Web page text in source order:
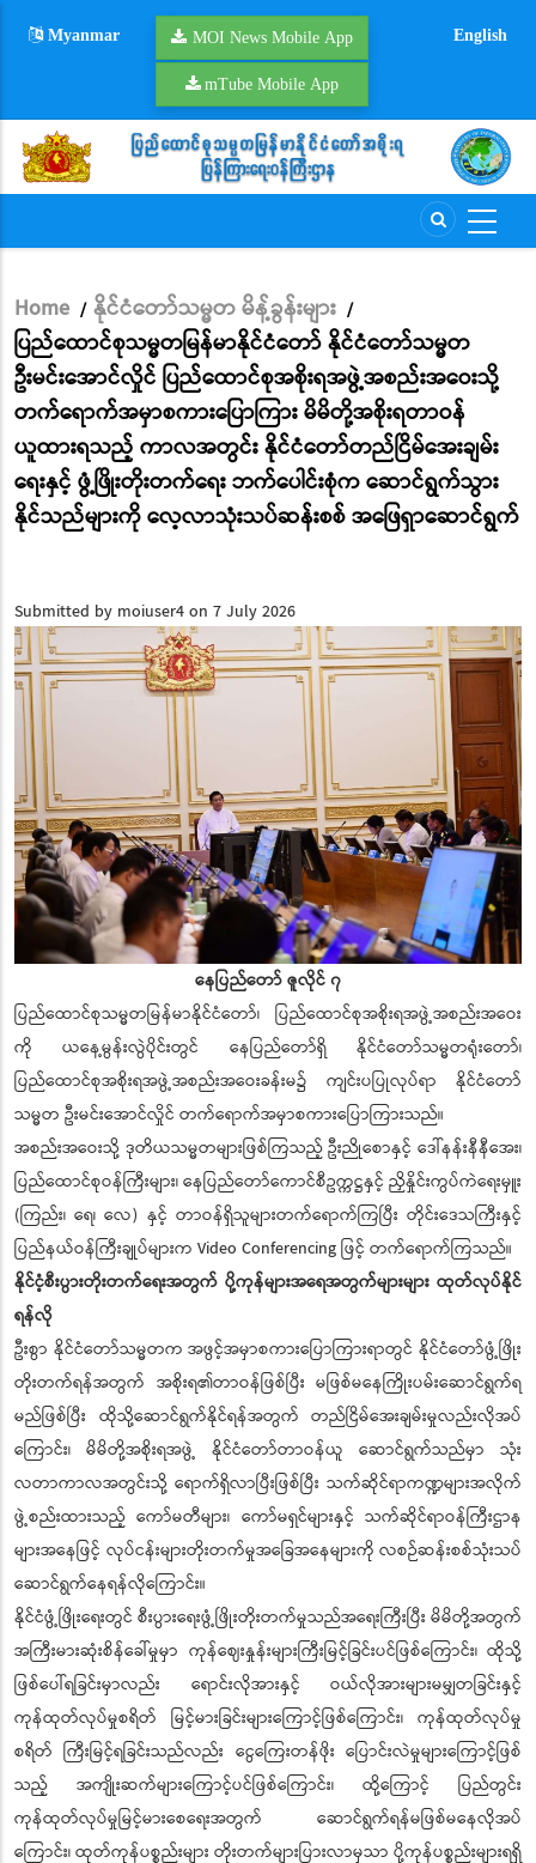
Myanmar MOI News Mobile App
mTube Mobile App
English
Breadcrumb
Home / နိုင်ငံတော်သမ္မတ မိန့်ခွန်းများ /
ပြည်ထောင်စုသမ္မတမြန်မာနိုင်ငံတော် နိုင်ငံတော်သမ္မတ
ဦးမင်းအောင်လှိုင် ပြည်ထောင်စုအစိုးရအဖွဲ့အစည်းအဝေးသို့
တက်ရောက်အမှာစကားပြောကြား မိမိတို့အစိုးရတာဝန်
ယူထားရသည့် ကာလအတွင်း နိုင်ငံတော်တည်ငြိမ်အေးချမ်း
ရေးနှင့် ဖွံ့ဖြိုးတိုးတက်ရေး ဘက်ပေါင်းစုံက ဆောင်ရွက်သွား
နိုင်သည်များကို လေ့လာသုံးသပ်ဆန်းစစ် အဖြေရှာဆောင်ရွက်
Submitted by moiuser4on 7 July 2026
နေပြည်တော် ဇူလိုင် ၇
ပြည်ထောင်စုသမ္မတမြန်မာနိုင်ငံတော်၊ ပြည်ထောင်စုအစိုးရအဖွဲ့အစည်းအဝေး
ကို ယနေ့မွန်းလွဲပိုင်းတွင် နေပြည်တော်ရှိ နိုင်ငံတော်သမ္မတရုံးတော်၊
ပြည်ထောင်စုအစိုးရအဖွဲ့အစည်းအဝေးခန်းမ၌ ကျင်းပပြုလုပ်ရာ နိုင်ငံတော်
သမ္မတ ဦးမင်းအောင်လှိုင် တက်ရောက်အမှာစကားပြောကြားသည်။
အစည်းအဝေးသို့ ဒုတိယသမ္မတများဖြစ်ကြသည့် ဦးညိုစောနှင့် ဒေါ်နန်းနီနီအေး၊
ပြည်ထောင်စုဝန်ကြီးများ၊ နေပြည်တော်ကောင်စီဥက္ကဋ္ဌနှင့် ညှိနှိုင်းကွပ်ကဲရေးမှူး
(ကြည်း၊ ရေ၊ လေ) နှင့် တာဝန်ရှိသူများတက်ရောက်ကြပြီး တိုင်းဒေသကြီးနှင့်
ပြည်နယ်ဝန်ကြီးချုပ်များက Video Conferencing ဖြင့် တက်ရောက်ကြသည်။
နိုင်ငံ့စီးပွားတိုးတက်ရေးအတွက် ပို့ကုန်များအရေအတွက်များများ ထုတ်လုပ်နိုင်
ရန်လို
ဦးစွာ နိုင်ငံတော်သမ္မတက အဖွင့်အမှာစကားပြောကြားရာတွင် နိုင်ငံတော်ဖွံ့ဖြိုး
တိုးတက်ရန်အတွက် အစိုးရ၏တာဝန်ဖြစ်ပြီး မဖြစ်မနေကြိုးပမ်းဆောင်ရွက်ရ
မည်ဖြစ်ပြီး ထိုသို့ဆောင်ရွက်နိုင်ရန်အတွက် တည်ငြိမ်အေးချမ်းမှုလည်းလိုအပ်
ကြောင်း၊ မိမိတို့အစိုးရအဖွဲ့ နိုင်ငံတော်တာဝန်ယူ ဆောင်ရွက်သည်မှာ သုံး
လတာကာလအတွင်းသို့ ရောက်ရှိလာပြီးဖြစ်ပြီး သက်ဆိုင်ရာကဏ္ဍများအလိုက်
ဖွဲ့စည်းထားသည့် ကော်မတီများ၊ ကော်မရှင်များနှင့် သက်ဆိုင်ရာဝန်ကြီးဌာန
များအနေဖြင့် လုပ်ငန်းများတိုးတက်မှုအခြေအနေများကို လစဉ်ဆန်းစစ်သုံးသပ်
ဆောင်ရွက်နေရန်လိုကြောင်း။
နိုင်ငံဖွံ့ဖြိုးရေးတွင် စီးပွားရေးဖွံ့ဖြိုးတိုးတက်မှုသည်အရေးကြီးပြီး မိမိတို့အတွက်
အကြီးမားဆုံးစိန်ခေါ်မှုမှာ ကုန်ဈေးနှုန်းများကြီးမြင့်ခြင်းပင်ဖြစ်ကြောင်း၊ ထိုသို့
ဖြစ်ပေါ်ရခြင်းမှာလည်း ရောင်းလိုအားနှင့် ဝယ်လိုအားများမမျှတခြင်းနှင့်
ကုန်ထုတ်လုပ်မှုစရိတ် မြင့်မားခြင်းများကြောင့်ဖြစ်ကြောင်း၊ ကုန်ထုတ်လုပ်မှု
စရိတ် ကြီးမြင့်ရခြင်းသည်လည်း ငွေကြေးတန်ဖိုး ပြောင်းလဲမှုများကြောင့်ဖြစ်
သည့် အကျိုးဆက်များကြောင့်ပင်ဖြစ်ကြောင်း၊ ထို့ကြောင့် ပြည်တွင်း
ကုန်ထုတ်လုပ်မှုမြင့်မားစေရေးအတွက် ဆောင်ရွက်ရန်မဖြစ်မနေလိုအပ်
ကြောင်း၊ ထုတ်ကုန်ပစ္စည်းများ တိုးတက်များပြားလာမှသာ ပို့ကုန်ပစ္စည်းများရရှိ